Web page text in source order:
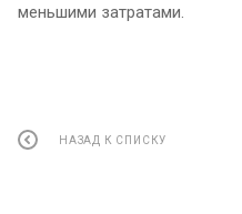
меньшими затратами.
НАЗАД К СПИСКУ